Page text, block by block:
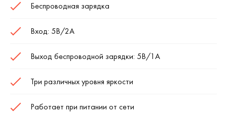
Беспроводная зарядка
Вход: 5В/2A
Выход беспроводной зарядки: 5В/1A
Три различных уровня яркости
Работает при питании от сети